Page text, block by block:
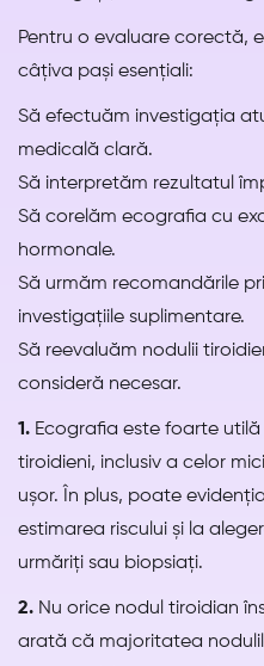
Pentru o evaluare corectă,
câțiva pași esențiali:
Să efectuăm investigația
medicală clară.
Să interpretăm rezultatul
Să corelăm ecografia cu
hormonale.
Să urmăm recomandările
investigațiile suplimentare.
Să reevaluăm nodulii
consideră necesar.
1. Ecografia este foarte
tiroidieni, inclusiv a celor
ușor. În plus, poate
estimarea riscului și la
urmăriți sau biopsiați.
2. Nu orice nodul tiroidian
arată că majoritatea